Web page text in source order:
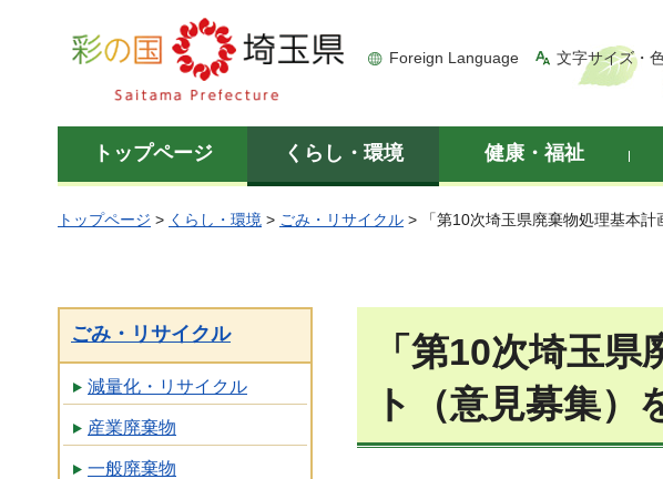
彩の国 埼玉県
Foreign Language 文字サイズ・
トップページ くらし・環境 健康・福祉
トップページ > くらし・環境 > ごみ・リサイクル > 「第10次埼玉県廃棄物処理基本
ごみ・リサイクル
減量化・リサイクル
産業廃棄物
一般廃棄物
「第10次埼玉
ト（意見募集）